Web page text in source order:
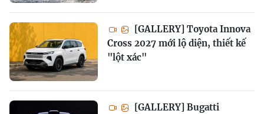
[GALLERY] Toyota Innova
Cross 2027 mới lộ diện, thiết kế
"lột xác"
[GALLERY] Bugatti